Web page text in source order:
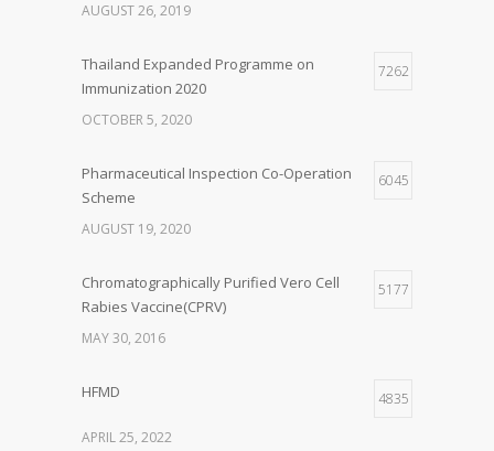
AUGUST 26, 2019
Thailand Expanded Programme on
Immunization 2020
7262
OCTOBER 5, 2020
Pharmaceutical Inspection Co-Operation
Scheme
6045
AUGUST 19, 2020
Chromatographically Purified Vero Cell
Rabies Vaccine(CPRV)
5177
MAY 30, 2016
HFMD 4835
APRIL 25, 2022